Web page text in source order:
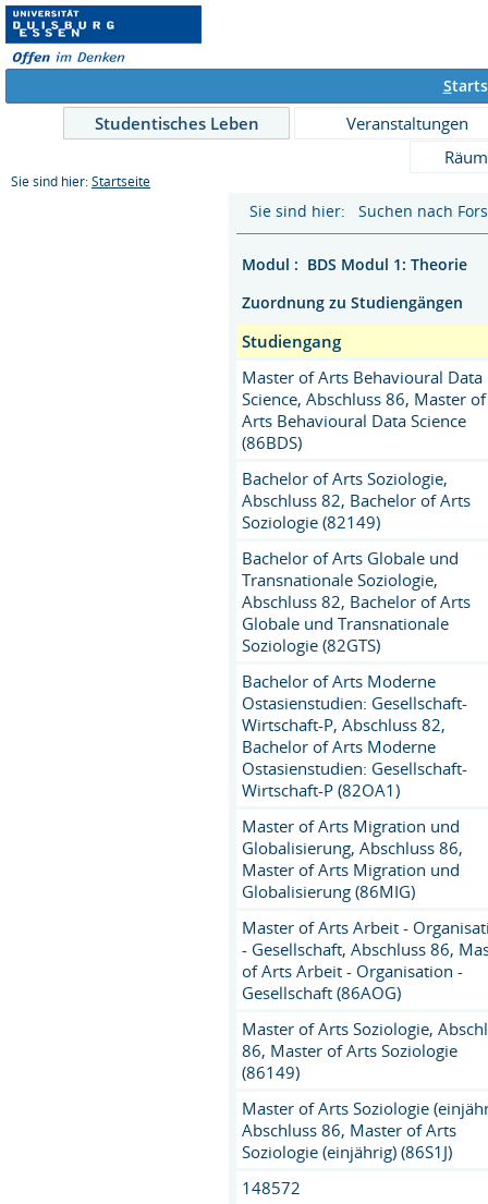
S
Studentisches Leben
Veranstaltungen
Sie sind hier: Startseite
Sie sind hier: Suchen nach
Modul : BDS Modul 1: Theorie
Zuordnung zu Studiengängen
Studiengang
Master of Arts Behavioural Data
Science, Abschluss 86, Master of
Arts Behavioural Data Science
(86BDS)
Bachelor of Arts Soziologie,
Abschluss 82, Bachelor of Arts
Soziologie (82149)
Bachelor of Arts Globale und
Transnationale Soziologie,
Abschluss 82, Bachelor of Arts
Globale und Transnationale
Soziologie (82GTS)
Bachelor of Arts Moderne
Ostasienstudien: Gesellschaft-
Wirtschaft-P, Abschluss 82,
Bachelor of Arts Moderne
Ostasienstudien: Gesellschaft-
Wirtschaft-P (82OA1)
Master of Arts Migration und
Globalisierung, Abschluss 86,
Master of Arts Migration und
Globalisierung (86MIG)
Master of Arts Arbeit -
- Gesellschaft, Abschluss 86,
of Arts Arbeit - Organisation -
Gesellschaft (86AOG)
Master of Arts Soziologie,
86, Master of Arts Soziologie
(86149)
Master of Arts Soziologie
Abschluss 86, Master of Arts
Soziologie (einjährig) (86S1J)
148572